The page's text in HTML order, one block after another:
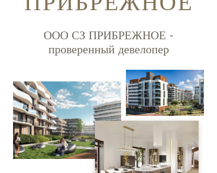
ООО СЗ ПРИБРЕЖНОЕ -
проверенный девелопер